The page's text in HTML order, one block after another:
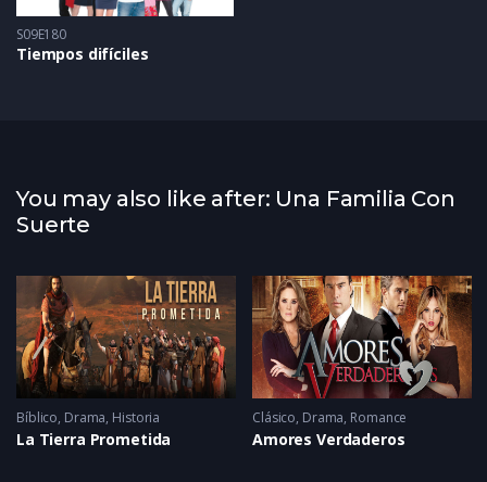
S09E180
Tiempos difíciles
You may also like after: Una Familia Con
Suerte
Bíblico, Drama, Historia
La Tierra Prometida
Clásico, Drama, Romance
Amores Verdaderos